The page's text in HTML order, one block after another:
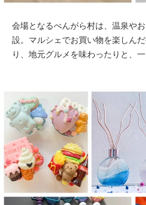
会場となるべんがら村は、温泉や
設。マルシェでお買い物を楽しん
り、地元グルメを味わったりと、